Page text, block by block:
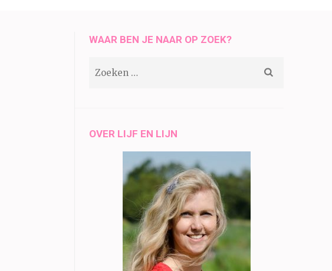
WAAR BEN JE NAAR OP ZOEK?
OVER LIJF EN LIJN